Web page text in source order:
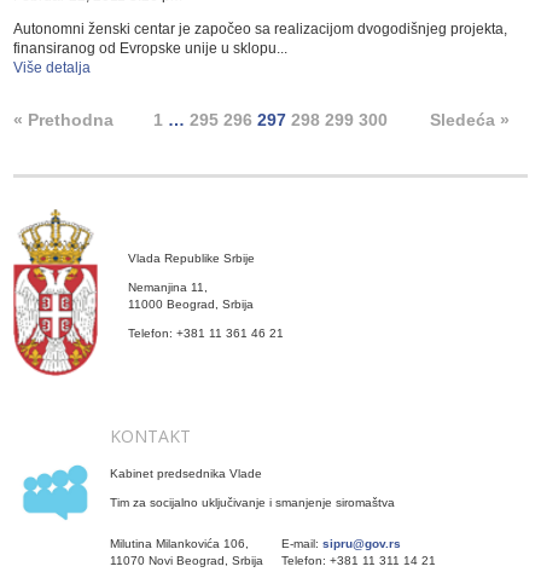
Autonomni ženski centar je započeo sa realizacijom dvogodišnjeg projekta,
finansiranog od Evropske unije u sklopu...
Više detalja
« Prethodna 1 … 295 296 297 298 299 300 Sledeća »
Vlada Republike Srbije
Nemanjina 11,
11000 Beograd, Srbija
Telefon: +381 11 361 46 21
KONTAKT
Kabinet predsednika Vlade
Tim za socijalno uključivanje i smanjenje siromaštva
Milutina Milankovića 106,
11070 Novi Beograd, Srbija
E-mail:sipru@gov.rs
Telefon: +381 11 311 14 21